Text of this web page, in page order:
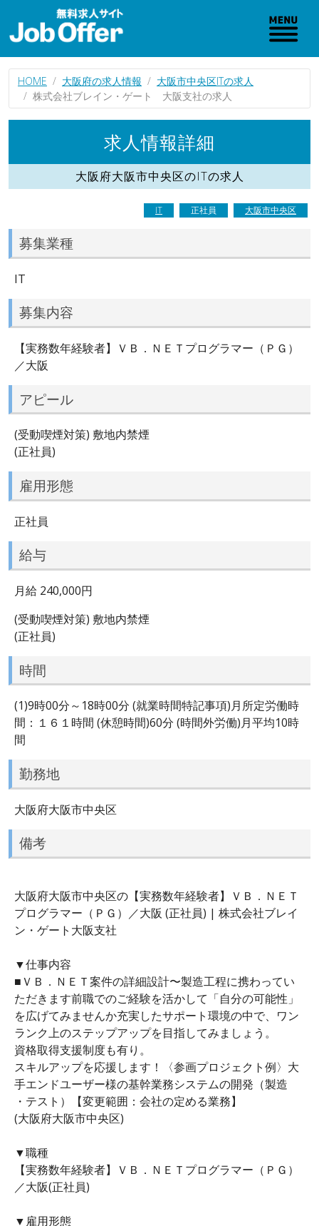
HOME 大阪府の求人情報
大阪市中央区ITの求人
株式会社ブレイン・ゲート 大阪支社の求人
求人情報詳細
大阪府大阪市中央区のITの求人
IT 正社員 大阪市中央区
募集業種
IT
募集内容
【実務数年経験者】ＶＢ．ＮＥＴプログラマー（ＰＧ）
／大阪
アピール
(受動喫煙対策) 敷地内禁煙
(正社員)
雇用形態
正社員
給与
月給 240,000円
(受動喫煙対策) 敷地内禁煙
(正社員)
時間
(1)9時00分～18時00分 (就業時間特記事項)月所定労働時
間：１６１時間 (休憩時間)60分 (時間外労働)月平均10時
間
勤務地
大阪府大阪市中央区
備考
大阪府大阪市中央区の【実務数年経験者】ＶＢ．ＮＥＴ
プログラマー（ＰＧ）／大阪 (正社員) | 株式会社ブレイ
ン・ゲート大阪支社
▼仕事内容
■ＶＢ．ＮＥＴ案件の詳細設計〜製造工程に携わってい
ただきます前職でのご経験を活かして「自分の可能性」
を広げてみませんか充実したサポート環境の中で、ワン
ランク上のステップアップを目指してみましょう。
資格取得支援制度も有り。
スキルアップを応援します！〈参画プロジェクト例〉大
手エンドユーザー様の基幹業務システムの開発（製造
・テスト）【変更範囲：会社の定める業務】
(大阪府大阪市中央区)
▼職種
【実務数年経験者】ＶＢ．ＮＥＴプログラマー（ＰＧ）
／大阪(正社員)
▼雇用形態